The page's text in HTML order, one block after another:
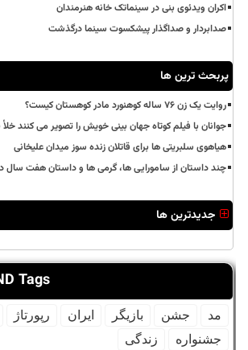
اکران ویدئوی بنی در سینماتک خانه هنرمندان
صدابردار و صداگذار پیشکسوت سینما درگذشت
پربحث ترین ها
روایت یک زن ۷۶ ساله کوهنورد مادر کوهستان کیست؟
جوانان با فیلم کوتاه جهان بینی خویش را تصویر می کنند
هیاهوی سلبریتی ها برای قاتلان زنده سوز میدان علیخانی
چند داستان از سامورایی ها، گرمی ها و داستان هفت سال
جدیدترین ها
Tags
مد جشن بازیگر ایران رپورتاژ
جشنواره
زندگی